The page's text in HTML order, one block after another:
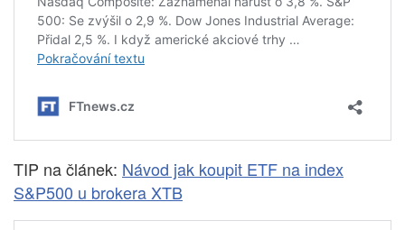
TIP na článek: Návod jak koupit ETF na index
S&P500 u brokera XTB